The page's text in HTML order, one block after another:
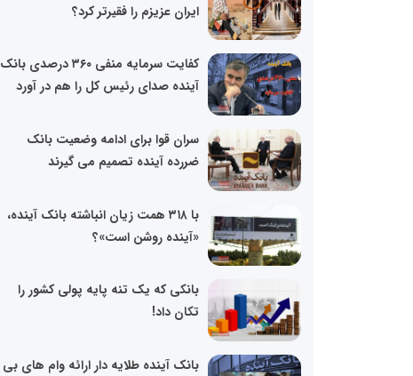
ایران عزیزم را فقیرتر کرد؟
کفایت سرمایه منفی ۳۶۰ درصدی بانک
آینده صدای رئیس کل را هم در آورد
سران قوا برای ادامه وضعیت بانک
ضررده آینده تصمیم می گیرند
با ۳۱۸ همت زیان انباشته بانک آینده،
«آینده روشن است»؟
بانکی که یک تنه پایه پولی کشور را
تکان داد!
بانک آینده طلایه دار ارائه وام های بی